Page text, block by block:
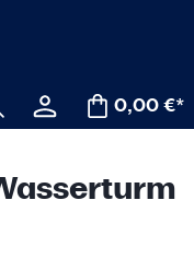
0,00 €*